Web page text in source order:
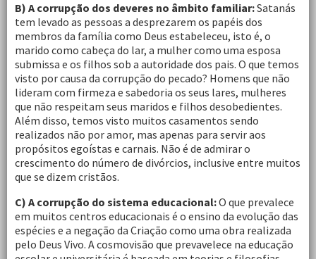
B) A corrupção dos deveres no âmbito familiar:Satanás
tem levado as pessoas a desprezarem os papéis dos
membros da família como Deus estabeleceu, isto é, o
marido como cabeça do lar, a mulher como uma esposa
submissa e os filhos sob a autoridade dos pais. O que temos
visto por causa da corrupção do pecado? Homens que não
lideram com firmeza e sabedoria os seus lares, mulheres
que não respeitam seus maridos e filhos desobedientes.
Além disso, temos visto muitos casamentos sendo
realizados não por amor, mas apenas para servir aos
propósitos egoístas e carnais. Não é de admirar o
crescimento do número de divórcios, inclusive entre muitos
que se dizem cristãos.
C) A corrupção do sistema educacional:O que prevalece
em muitos centros educacionais é o ensino da evolução das
espécies e a negação da Criação como uma obra realizada
pelo Deus Vivo. A cosmovisão que prevavelece na educação